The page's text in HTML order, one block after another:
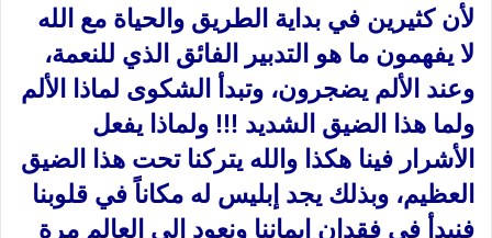
لأن كثيرين في بداية الطريق والحياة مع الله
لا يفهمون ما هو التدبير الفائق الذي للنعمة،
وعند الألم يضجرون، وتبدأ الشكوى لماذا الألم
ولما هذا الضيق الشديد !!! ولماذا يفعل
الأشرار فينا هكذا والله يتركنا تحت هذا الضيق
العظيم، وبذلك يجد إبليس له مكاناً في قلوبنا
فنبدأ في فقدان إيماننا ونعود إلى العالم مرة